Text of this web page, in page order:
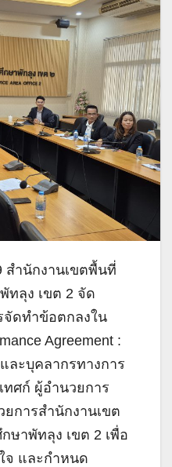
สำนักงานเขตพื้นที่
ทลุง เขต 2 จัด
ดทำข้อตกลงใน
Agreement :
ละบุคลากรทางการ
ศก์ ผู้อำนวยการ
การสำนักงานเขต
ษาพัทลุง เขต 2 เพื่อ
จ และกำหนด